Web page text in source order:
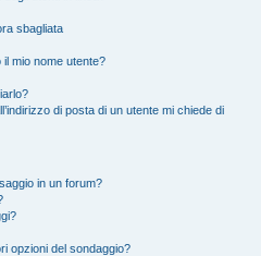
sbagliata
mio nome utente?
di posta di un utente mi chiede di
in un forum?
opzioni del sondaggio?